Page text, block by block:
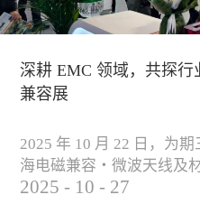
深耕 EMC 领域，共探行
兼容展
2025 年 10 月 22 日，为
海电磁兼容・微波天线及
满落下帷幕。作为电磁兼
2025 - 10 - 27